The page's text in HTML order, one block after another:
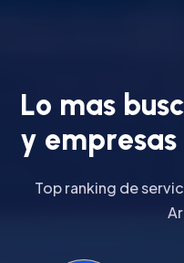
Lo mas busc
y empresas
Top ranking de